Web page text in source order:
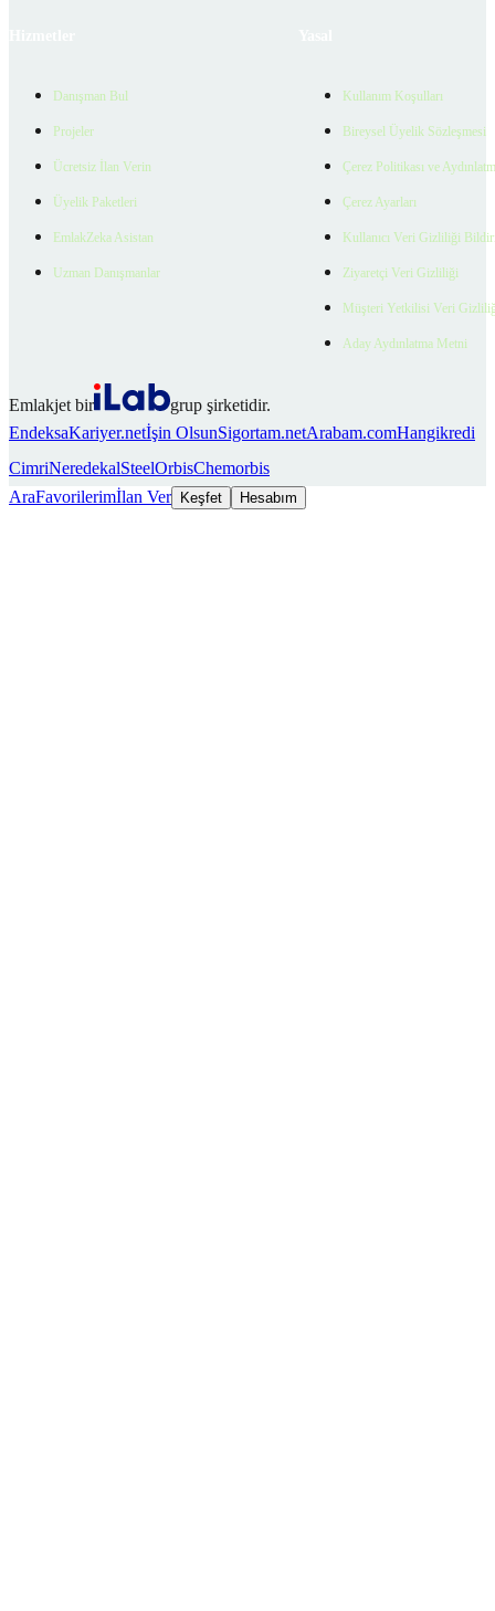
Danışman Bul
Projeler
Ücretsiz İlan Verin
Üyelik Paketleri
EmlakZeka Asistan
Uzman Danışmanlar
Kullanım Koşulları
Bireysel Üyelik Sözleşmesi
Çerez Politikası ve
Çerez Ayarları
Kullanıcı Veri Gizliliği
Ziyaretçi Veri Gizliliği
Müşteri Yetkilisi Veri
Aday Aydınlatma Metni
Emlakjet bir
grup şirketidir.
EndeksaKariyer.netİşin OlsunSigortam.netArabam.comHangikredi
CimriNeredekalSteelOrbisChemorbis
AraFavorilerimİlan Ver Keşfet Hesabım